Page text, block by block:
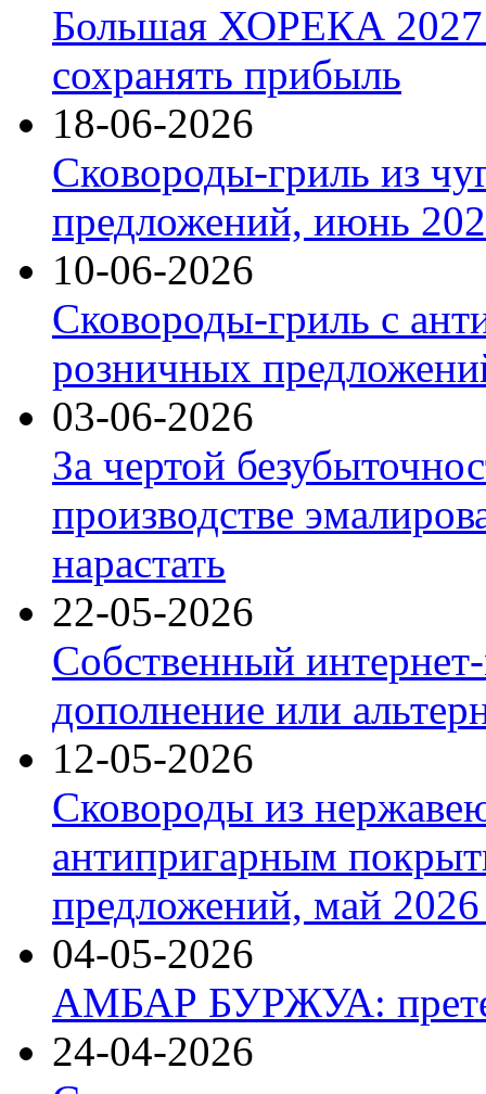
Большая ХОРЕКА 2027:
сохранять прибыль
18-06-2026
Сковороды-гриль из
предложений, июнь
10-06-2026
Сковороды-гриль с
розничных
03-06-2026
За чертой
производстве
нарастать
22-05-2026
Собственный
дополнение или
12-05-2026
Сковороды из
антипригарным
предложений, май 2026
04-05-2026
АМБАР БУРЖУА:
24-04-2026